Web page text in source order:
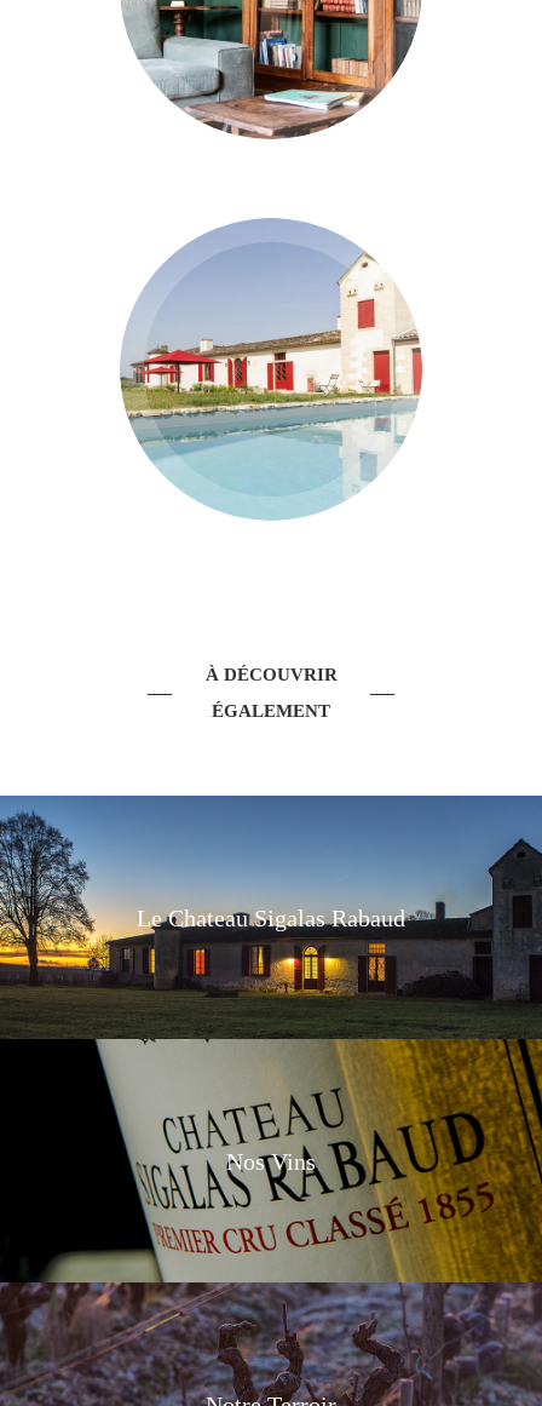
À DÉCOUVRIR
ÉGALEMENT
Le Chateau Sigalas Rabaud
Nos Vins